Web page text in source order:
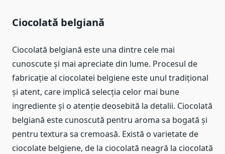
Ciocolată belgiană
Ciocolată belgiană este una dintre cele mai
cunoscute și mai apreciate din lume. Procesul de
fabricație al ciocolatei belgiene este unul tradițional
și atent, care implică selecția celor mai bune
ingrediente și o atenție deosebită la detalii. Ciocolată
belgiană este cunoscută pentru aroma sa bogată și
pentru textura sa cremoasă. Există o varietate de
ciocolate belgiene, de la ciocolată neagră la ciocolată